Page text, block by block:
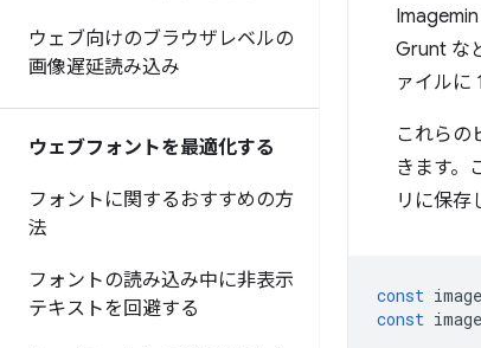
ウェブ向けのブラウザレベルの
画像遅延読み込み
ウェブフォントを最適化する
フォントに関するおすすめの方
法
フォントの読み込み中に非表示
テキストを回避する
Grunt な
ァイルに
これらの
きます。
リに保存
const
const